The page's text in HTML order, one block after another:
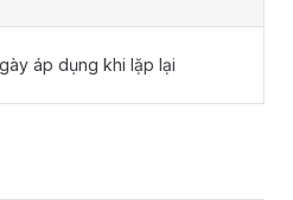
áp dụng khi lặp lại